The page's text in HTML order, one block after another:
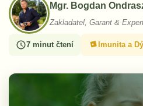
Mgr. Bogdan
Zakladatel, Garant &
7 minut čtení Imunita a